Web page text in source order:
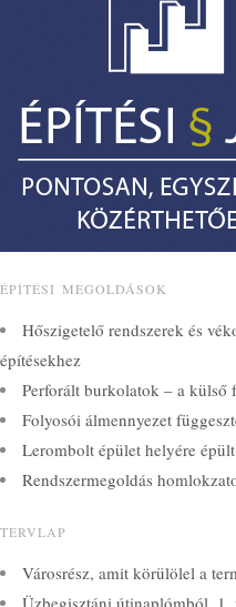
ÉPÍTÉSI MEGOLDÁSOK
Hőszigetelő rendszerek és
építésekhez
Perforált burkolatok – a külső
Folyosói álmennyezet
Lerombolt épület helyére
Rendszermegoldás
TERVLAP
Városrész, amit körülölel a
Üzbegisztáni útinaplómból, 1.